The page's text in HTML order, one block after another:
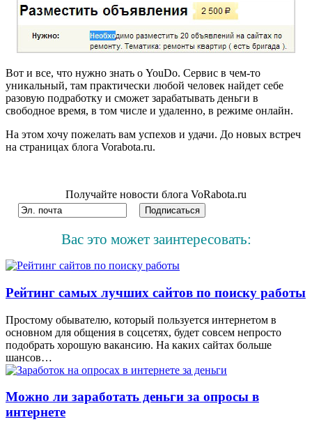
Вот и все, что нужно знать о YouDo. Сервис в чем-то
уникальный, там практически любой человек найдет себе
разовую подработку и сможет зарабатывать деньги в
свободное время, в том числе и удаленно, в режиме онлайн.
На этом хочу пожелать вам успехов и удачи. До новых встреч
на страницах блога Vorabota.ru.
Получайте новости блога VoRabota.ru
Вас это может заинтересовать:
Рейтинг самых лучших сайтов по поиску работы
Простому обывателю, который пользуется интернетом в
основном для общения в соцсетях, будет совсем непросто
подобрать хорошую вакансию. На каких сайтах больше
шансов…
Можно ли заработать деньги за опросы в
интернете